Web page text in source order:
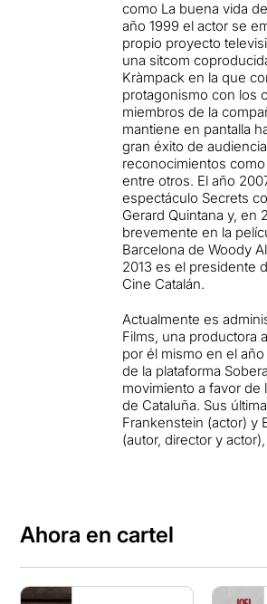
como La buena vida
año 1999 el actor se
propio proyecto
una sitcom
Kràmpack en la que
protagonismo con los
miembros de la
mantiene en pantalla
gran éxito de
reconocimientos
entre otros. El año
espectáculo Secrets
Gerard Quintana y, en
brevemente en la
Barcelona de Woody
2013 es el presidente
Cine Catalán.
Actualmente es
Films, una productora
por él mismo en el
de la plataforma
movimiento a favor de
de Cataluña. Sus
Frankenstein (actor) y
(autor, director y
Ahora en cartel